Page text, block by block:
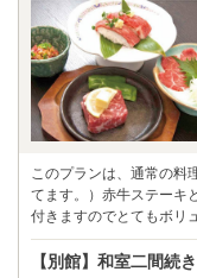
このプランは、通常の料
てます。）赤牛ステーキ
付きますのでとてもボリ
【別館】和室二間続き